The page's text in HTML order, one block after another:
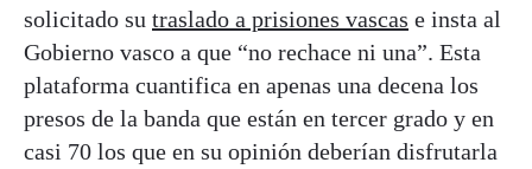
solicitado su traslado a prisiones vascas e insta al
Gobierno vasco a que “no rechace ni una”. Esta
plataforma cuantifica en apenas una decena los
presos de la banda que están en tercer grado y en
casi 70 los que en su opinión deberían disfrutarla